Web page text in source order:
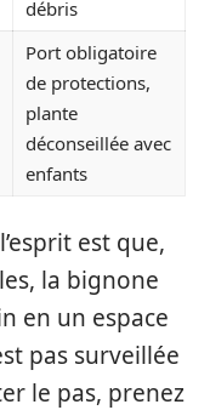
débris
Port obligatoire
de protections,
plante
déconseillée avec
enfants
est que,
la bignone
en un espace
pas surveillée
le pas, prenez